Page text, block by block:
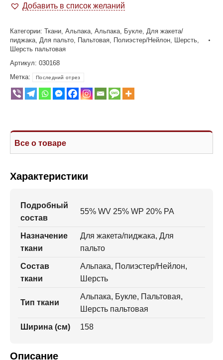
Добавить в список желаний
Категории: Ткани Альпака Альпака Букле Для жакета/
пиджака Для пальто Пальтовая Полиэстер/Нейлон Шерсть
Шерсть пальтовая
Артикул: 030168
Метка:
Последний отрез
Все о товаре
Характеристики
Подробный
состав
55% WV 25% WP 20% PA
Назначение
ткани
Для жакета/пиджака, Для
пальто
Состав
ткани
Альпака, Полиэстер/Нейлон,
Шерсть
Тип ткани
Альпака, Букле, Пальтовая,
Шерсть пальтовая
Ширина (см) 158
Описание